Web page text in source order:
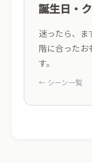
誕生日・
迷ったら、ま
階に合ったお
す。
← シーン一覧